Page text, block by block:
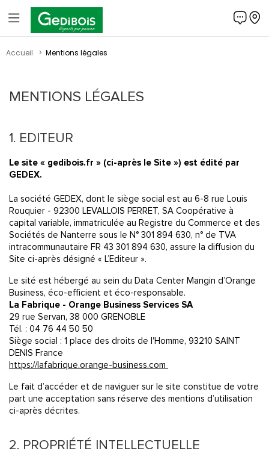
Panneau de gestion des cookies
Accueil Mentions légales
MENTIONS LÉGALES
1. EDITEUR
Le site « gedibois.fr » (ci-après le Site ») est édité par
GEDEX.
La société GEDEX, dont le siège social est au 6-8 rue Louis
Rouquier - 92300 LEVALLOIS PERRET, SA Coopérative à
capital variable, immatriculée au Registre du Commerce et des
Sociétés de Nanterre sous le N° 301 894 630, n° de TVA
intracommunautaire FR 43 301 894 630, assure la diffusion du
Site ci-après désigné « L’Editeur ».
Le sité est hébergé au sein du Data Center Mangin d’Orange
Business, éco-efficient et éco-responsable.
La Fabrique - Orange Business Services SA
29 rue Servan, 38 000 GRENOBLE
Tél. : 04 76 44 50 50
Siège social : 1 place des droits de l'Homme, 93210 SAINT
DENIS France
https://lafabrique.orange-business.com
Le fait d’accéder et de naviguer sur le site constitue de votre
part une acceptation sans réserve des mentions d’utilisation
ci-après décrites.
2. PROPRIÉTÉ INTELLECTUELLE